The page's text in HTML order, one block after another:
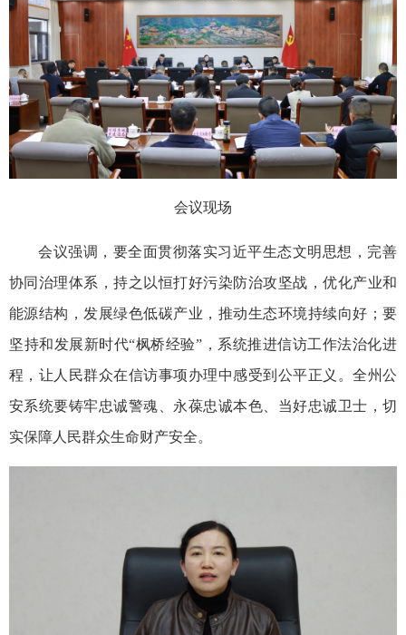
会议现场
会议强调，要全面贯彻落实习近平生态文明思想，完善
协同治理体系，持之以恒打好污染防治攻坚战，优化产业和
能源结构，发展绿色低碳产业，推动生态环境持续向好；要
坚持和发展新时代“枫桥经验”，系统推进信访工作法治化进
程，让人民群众在信访事项办理中感受到公平正义。全州公
安系统要铸牢忠诚警魂、永葆忠诚本色、当好忠诚卫士，切
实保障人民群众生命财产安全。